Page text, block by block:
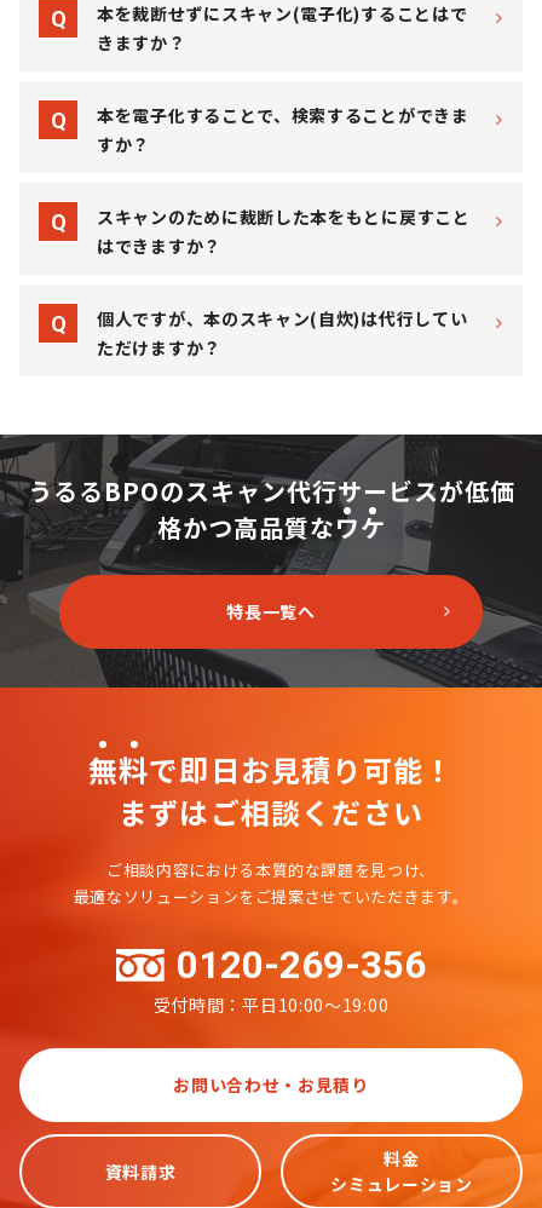
Q
本を裁断せずにスキャン(電子化)することはで
きますか？
Q
本を電子化することで、検索することができま
すか？
Q
スキャンのために裁断した本をもとに戻すこと
はできますか？
Q
個人ですが、本のスキャン(自炊)は代行してい
ただけますか？
うるるBPOのスキャン代行サービスが低価
格かつ高品質なワケ
特長一覧へ
無料で即日お見積り可能！
まずはご相談ください
ご相談内容における本質的な課題を見つけ、
最適なソリューションをご提案させていただきます。
0120-269-356
受付時間：平日10:00～19:00
お問い合わせ・お見積り
資料請求
料金
シミュレーション